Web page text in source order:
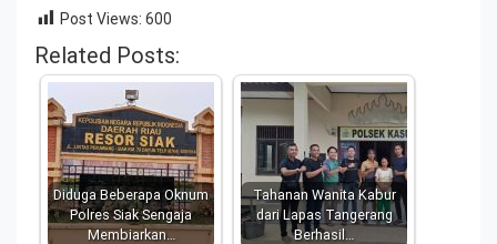
Post Views: 600
Related Posts:
Diduga Beberapa Oknum
Polres Siak Sengaja
Membiarkan…
Tahanan Wanita Kabur
dari Lapas Tangerang
Berhasil…